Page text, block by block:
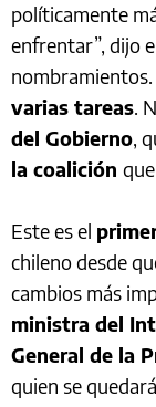
políticamente
enfrentar”, dijo
varias tareas.
del Gobierno,
la coalición
Este es el
chileno desde
cambios más
ministra del
General de la
quien se